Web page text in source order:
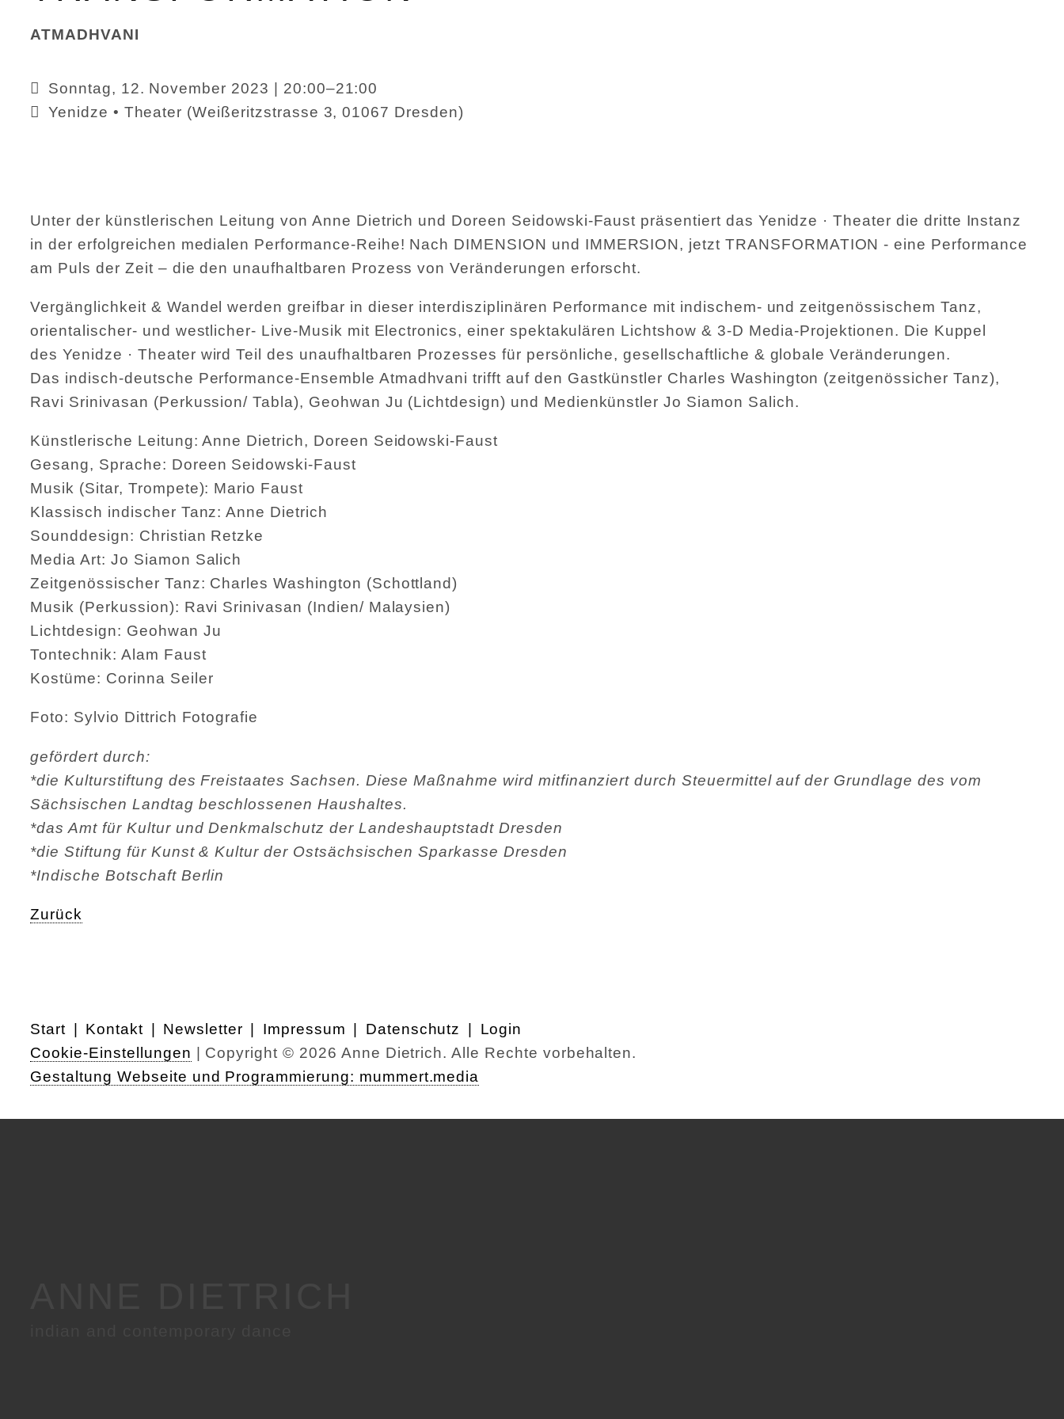
ATMADHVANI
Sonntag, 12. November 2023 | 20:00–21:00
Yenidze • Theater (Weißeritzstrasse 3, 01067 Dresden)
Unter der künstlerischen Leitung von Anne Dietrich und Doreen Seidowski-Faust präsentiert das Yenidze · Theater die dritte Instanz
in der erfolgreichen medialen Performance-Reihe! Nach DIMENSION und IMMERSION, jetzt TRANSFORMATION - eine Performance
am Puls der Zeit – die den unaufhaltbaren Prozess von Veränderungen erforscht.
Vergänglichkeit & Wandel werden greifbar in dieser interdisziplinären Performance mit indischem- und zeitgenössischem Tanz,
orientalischer- und westlicher- Live-Musik mit Electronics, einer spektakulären Lichtshow & 3-D Media-Projektionen. Die Kuppel
des Yenidze · Theater wird Teil des unaufhaltbaren Prozesses für persönliche, gesellschaftliche & globale Veränderungen.
Das indisch-deutsche Performance-Ensemble Atmadhvani trifft auf den Gastkünstler Charles Washington (zeitgenössicher Tanz),
Ravi Srinivasan (Perkussion/ Tabla), Geohwan Ju (Lichtdesign) und Medienkünstler Jo Siamon Salich.
Künstlerische Leitung: Anne Dietrich, Doreen Seidowski-Faust
Gesang, Sprache: Doreen Seidowski-Faust
Musik (Sitar, Trompete): Mario Faust
Klassisch indischer Tanz: Anne Dietrich
Sounddesign: Christian Retzke
Media Art: Jo Siamon Salich
Zeitgenössischer Tanz: Charles Washington (Schottland)
Musik (Perkussion): Ravi Srinivasan (Indien/ Malaysien)
Lichtdesign: Geohwan Ju
Tontechnik: Alam Faust
Kostüme: Corinna Seiler
Foto: Sylvio Dittrich Fotografie
gefördert durch:
*die Kulturstiftung des Freistaates Sachsen. Diese Maßnahme wird mitfinanziert durch Steuermittel auf der Grundlage des vom
Sächsischen Landtag beschlossenen Haushaltes.
*das Amt für Kultur und Denkmalschutz der Landeshauptstadt Dresden
*die Stiftung für Kunst & Kultur der Ostsächsischen Sparkasse Dresden
*Indische Botschaft Berlin
Zurück
Start Kontakt Newsletter Impressum Datenschutz
Login
Cookie-Einstellungen | Copyright © 2026 Anne Dietrich. Alle Rechte vorbehalten.
Gestaltung Webseite und Programmierung: mummert.media